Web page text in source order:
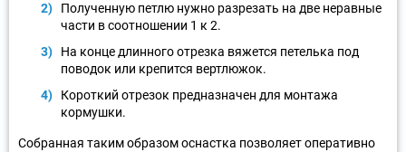
Полученную петлю нужно разрезать на две неравные
части в соотношении 1 к 2.
На конце длинного отрезка вяжется петелька под
поводок или крепится вертлюжок.
Короткий отрезок предназначен для монтажа
кормушки.
Собранная таким образом оснастка позволяет оперативно